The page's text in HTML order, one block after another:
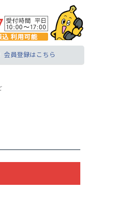
会員登録はこちら